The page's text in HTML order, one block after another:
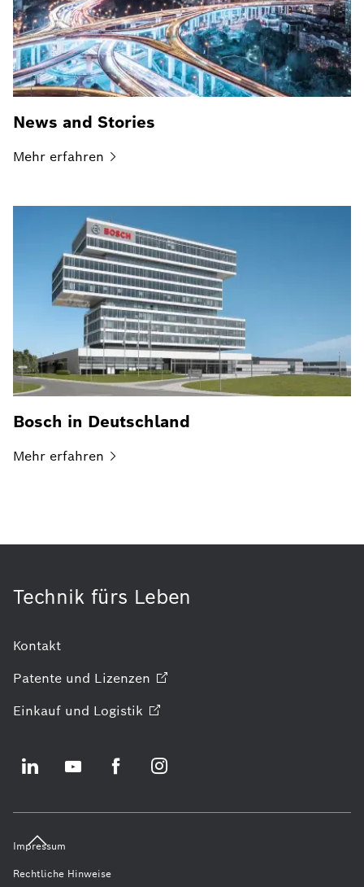
News and Stories
Mehr erfahren
Bosch in Deutschland
Mehr erfahren
Technik fürs Leben
Kontakt
Patente und Lizenzen
Einkauf und Logistik
Impressum
Rechtliche Hinweise